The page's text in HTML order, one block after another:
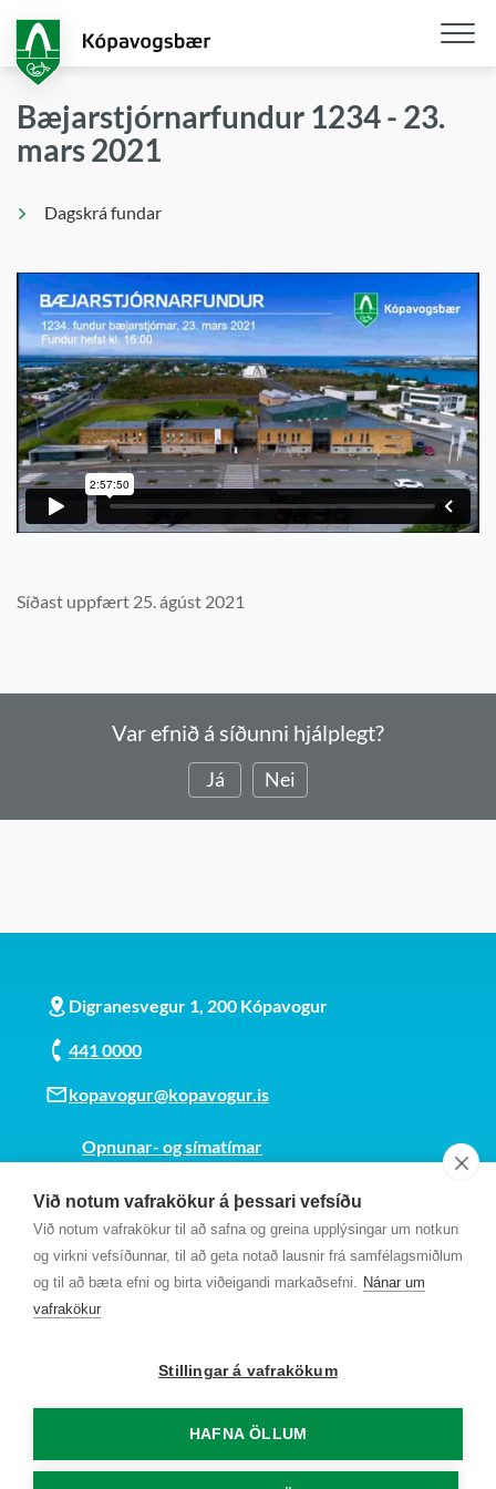
Við notum vafrakökur á þessari vefsíðu
Við notum vafrakökur til að safna og greina upplýsingar um notkun
og virkni vefsíðunnar, til að geta notað lausnir frá samfélagsmiðlum
og til að bæta efni og birta viðeigandi markaðsefni. Nánar um
vafrakökur
Stillingar á vafrakökum
HAFNA ÖLLUM
aðalefni
Bæjarstjórnarfundur 1234 - 23.
mars 2021
Dagskrá fundar
Síðast uppfært 25. ágúst 2021
Var efnið á síðunni hjálplegt?
Já Nei
Opna
loka
Digranesvegur 1, 200 Kópavogur
441 0000
kopavogur@kopavogur.is
Opnunar- og símatímar
Kt. 700169-3759
Fundarmannagátt